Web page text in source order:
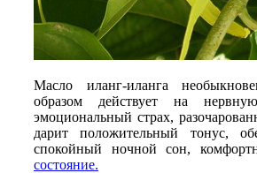
Масло иланг-иланга
образом действует на
эмоциональный страх,
дарит положительный тонус,
спокойный ночной сон,
состояние.